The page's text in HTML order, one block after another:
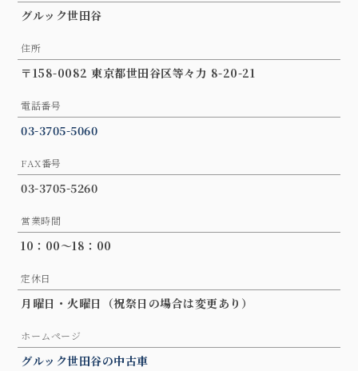
グルック世田谷
住所
〒158-0082 東京都世田谷区等々力 8-20-21
電話番号
03-3705-5060
FAX番号
03-3705-5260
営業時間
10：00〜18：00
定休日
月曜日・火曜日（祝祭日の場合は変更あり）
ホームページ
グルック世田谷の中古車